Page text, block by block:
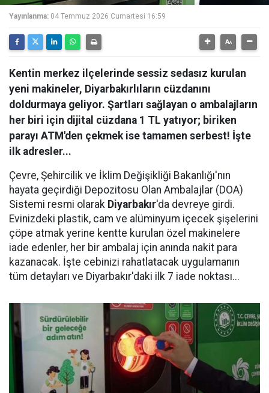
Yayınlanma: 04 Temmuz 2026 Cumartesi 16:59
Kentin merkez ilçelerinde sessiz sedasız kurulan
yeni makineler, Diyarbakırlıların cüzdanını
doldurmaya geliyor. Şartları sağlayan o ambalajların
her biri için dijital cüzdana 1 TL yatıyor; biriken
parayı ATM'den çekmek ise tamamen serbest! İşte
ilk adresler...
Çevre, Şehircilik ve İklim Değişikliği Bakanlığı'nın
hayata geçirdiği Depozitosu Olan Ambalajlar (DOA)
Sistemi resmi olarak Diyarbakır'da devreye girdi.
Evinizdeki plastik, cam ve alüminyum içecek şişelerini
çöpe atmak yerine kentte kurulan özel makinelere
iade edenler, her bir ambalaj için anında nakit para
kazanacak. İşte cebinizi rahatlatacak uygulamanın
tüm detayları ve Diyarbakır'daki ilk 7 iade noktası...